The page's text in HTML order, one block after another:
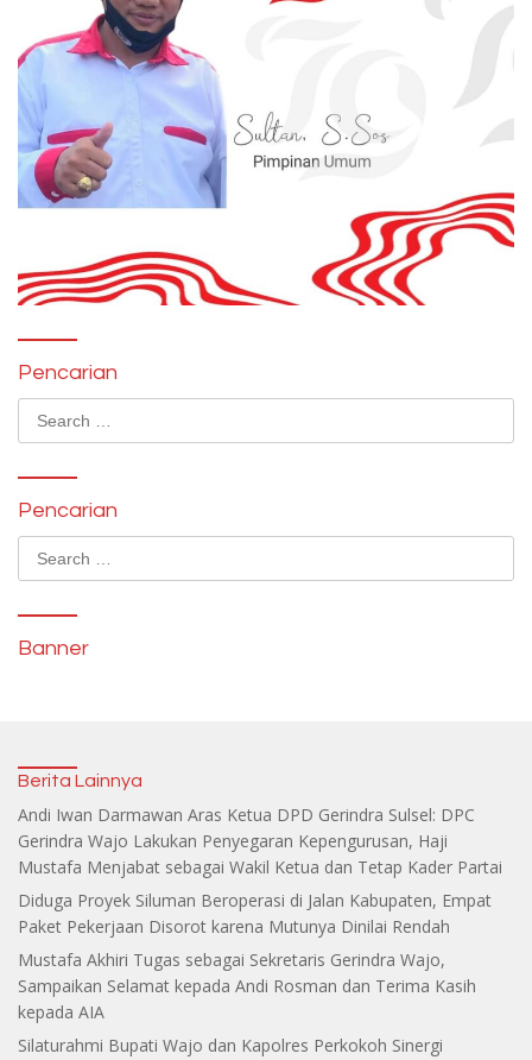
Pencarian
Search
for:
Pencarian
Search
for:
Banner
Berita Lainnya
Andi Iwan Darmawan Aras Ketua DPD Gerindra Sulsel: DPC
Gerindra Wajo Lakukan Penyegaran Kepengurusan, Haji
Mustafa Menjabat sebagai Wakil Ketua dan Tetap Kader Partai
Diduga Proyek Siluman Beroperasi di Jalan Kabupaten, Empat
Paket Pekerjaan Disorot karena Mutunya Dinilai Rendah
Mustafa Akhiri Tugas sebagai Sekretaris Gerindra Wajo,
Sampaikan Selamat kepada Andi Rosman dan Terima Kasih
kepada AIA
Silaturahmi Bupati Wajo dan Kapolres Perkokoh Sinergi